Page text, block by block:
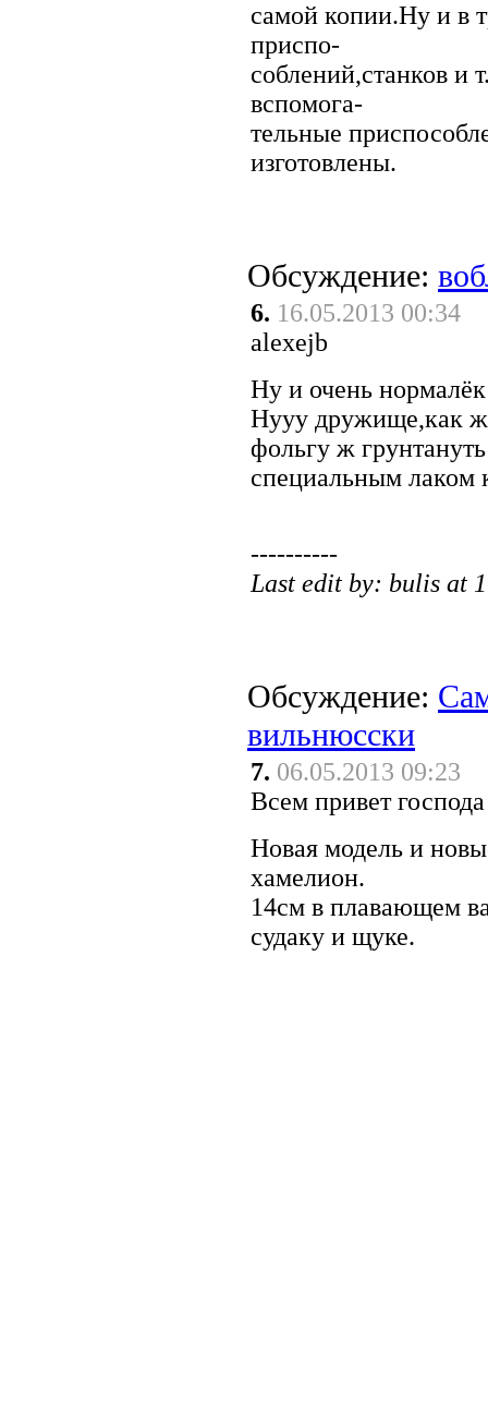
самой копии.Ну и в
приспо-
соблений,станков и
вспомога-
тельные
изготовлены.
Обсуждение:
6. 16.05.2013 00:34
alexejb
Ну и очень
Нууу дружище,как
фольгу ж
специальным лаком
----------
Last edit by: bulis at
Обсуждение:
вильнюсски
7. 06.05.2013 09:23
Всем привет
Новая модель и
хамелион.
14см в плавающем
судаку и щуке.